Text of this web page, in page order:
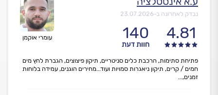
עומרי אוקמן
נבדק לאחרונה ב-23.07.2026
4.81
140
חוות דעת
פתיחת סתימות, הרכבת כלים סניטריים, תיקון פיצוצים, הגברת לחץ מים
חמים / קרים, תיקון ניאגרות סמויות ועוד...מחירים הוגנים, עמידה בלוחות
זמנים,...